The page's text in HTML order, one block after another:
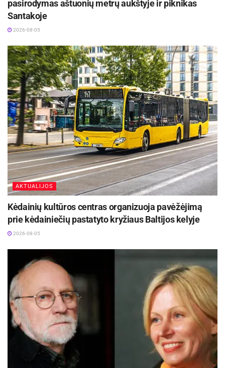
pasirodymas aštuonių metrų aukštyje ir piknikas
Santakoje
2026-08-05
AKTUALIJOS
Kėdainių kultūros centras organizuoja pavėžėjimą
prie kėdainiečių pastatyto kryžiaus Baltijos kelyje
2026-08-05